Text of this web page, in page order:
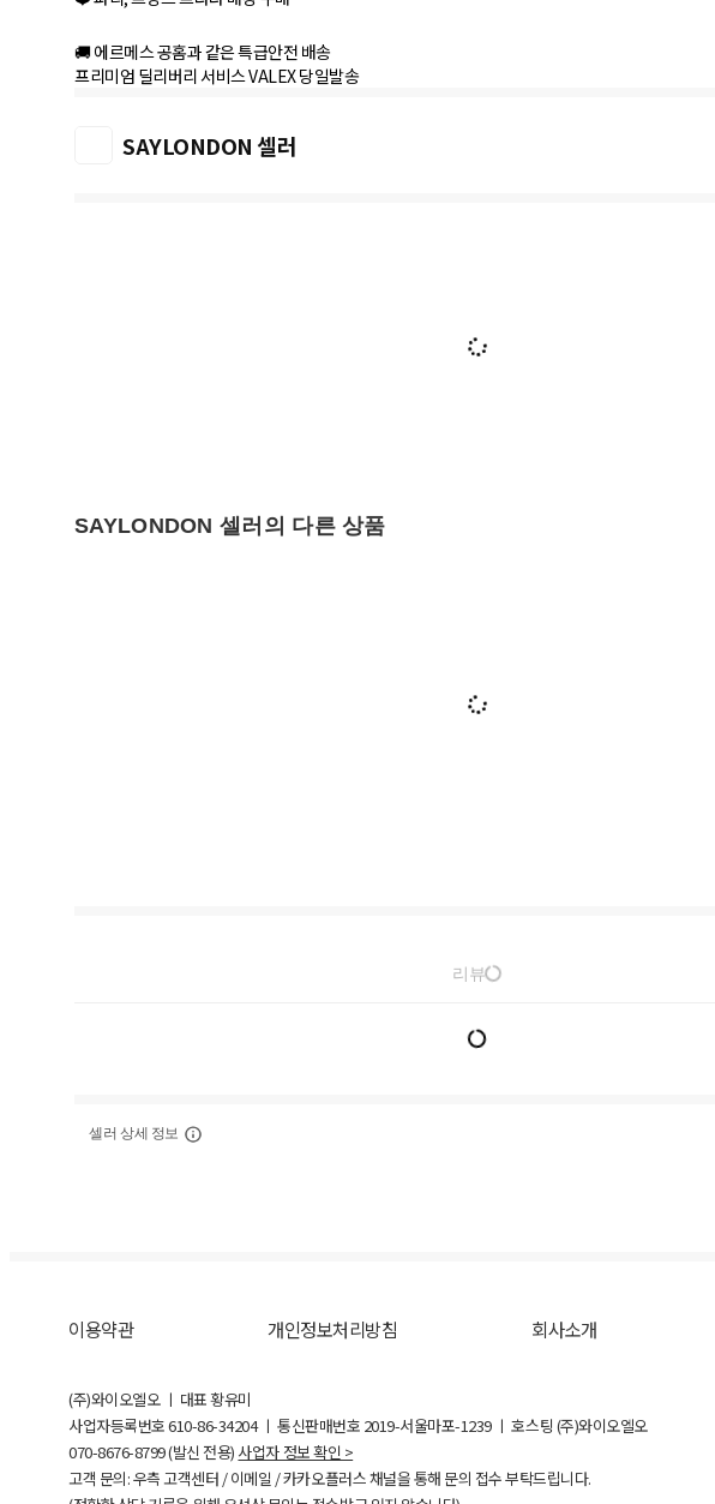
🚚 에르메스 공홈과 같은 특급안전 배송
프리미엄 딜리버리 서비스 VALEX 당일발송
SAYLONDON 셀러
SAYLONDON 셀러의 다른 상품
리뷰
셀러 상세 정보
이용약관 개인정보처리방침 회사소개
(주)와이오엘오 ㅣ 대표 황유미
사업자등록번호610-86-34204ㅣ 통신판매번호 2019-서울마포-1239 ㅣ 호스팅 (주)와이오엘오
070-8676-8799 (발신 전용) 사업자 정보 확인 >
고객 문의: 우측 고객센터 / 이메일 / 카카오플러스 채널을 통해 문의 접수 부탁드립니다.